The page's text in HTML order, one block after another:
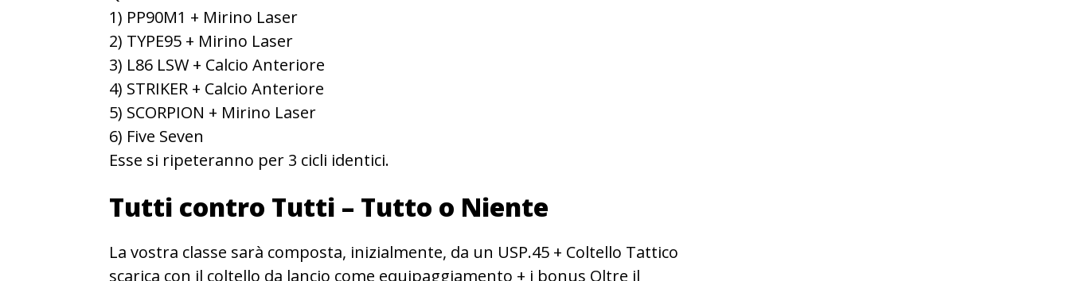
1) PP90M1 + Mirino Laser
2) TYPE95 + Mirino Laser
3) L86 LSW + Calcio Anteriore
4) STRIKER + Calcio Anteriore
5) SCORPION + Mirino Laser
6) Five Seven
Esse si ripeteranno per 3 cicli identici.
Tutti contro Tutti – Tutto o Niente
La vostra classe sarà composta, inizialmente, da un USP.45 + Coltello Tattico
scarica con il coltello da lancio come equipaggiamento + i bonus Oltre il